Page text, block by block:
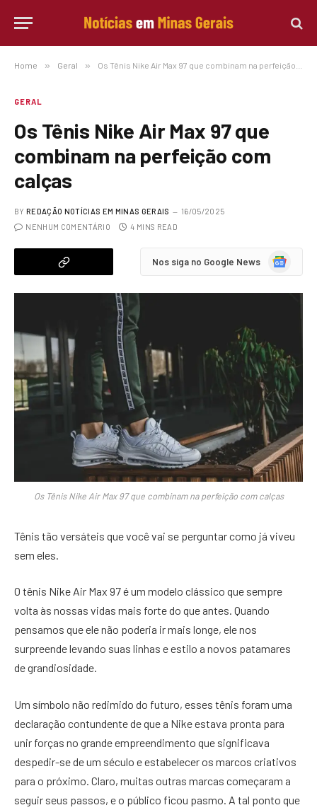
Home » Geral » Os Tênis Nike Air Max 97 que combinam na perfeição com calças
GERAL
Os Tênis Nike Air Max 97 que
combinam na perfeição com
calças
BY REDAÇÃO NOTÍCIAS EM MINAS GERAIS
16/05/2025
NENHUM COMENTÁRIO
4 MINS READ
Nos siga no Google News
Google
Os Tênis Nike Air Max 97 que combinam na perfeição com calças
Tênis tão versáteis que você vai se perguntar como já viveu
sem eles.
O tênis Nike Air Max 97 é um modelo clássico que sempre
volta às nossas vidas mais forte do que antes. Quando
pensamos que ele não poderia ir mais longe, ele nos
surpreende levando suas linhas e estilo a novos patamares
de grandiosidade.
Um símbolo não redimido do futuro, esses tênis foram uma
declaração contundente de que a Nike estava pronta para
unir forças no grande empreendimento que significava
despedir-se de um século e estabelecer os marcos criativos
para o próximo. Claro, muitas outras marcas começaram a
seguir seus passos, e o público ficou pasmo. A tal ponto que